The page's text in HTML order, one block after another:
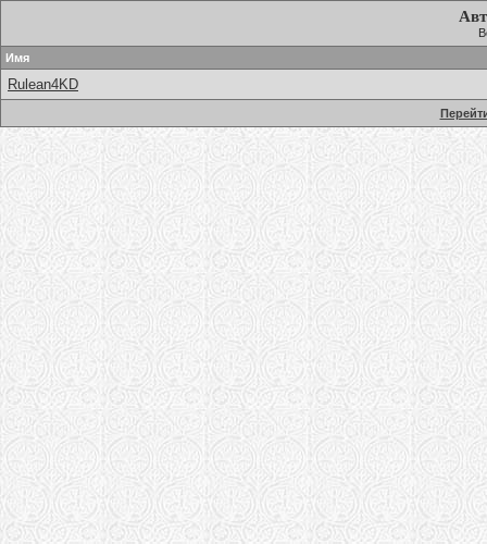
Имя
Rulean4KD